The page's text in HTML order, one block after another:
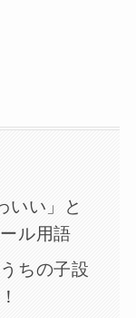
いい」と
ル用語
ちの子設